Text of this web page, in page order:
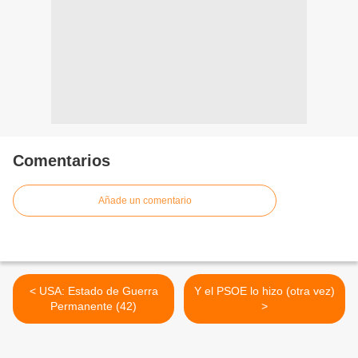
Comentarios
Añade un comentario
< USA: Estado de Guerra
Permanente (42)
Y el PSOE lo hizo (otra vez)
>